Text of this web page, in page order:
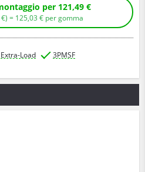
Compra senza montaggio per 121,49 €
€ ) = 125,03 € per gomma
Extra-Load 3PMSF